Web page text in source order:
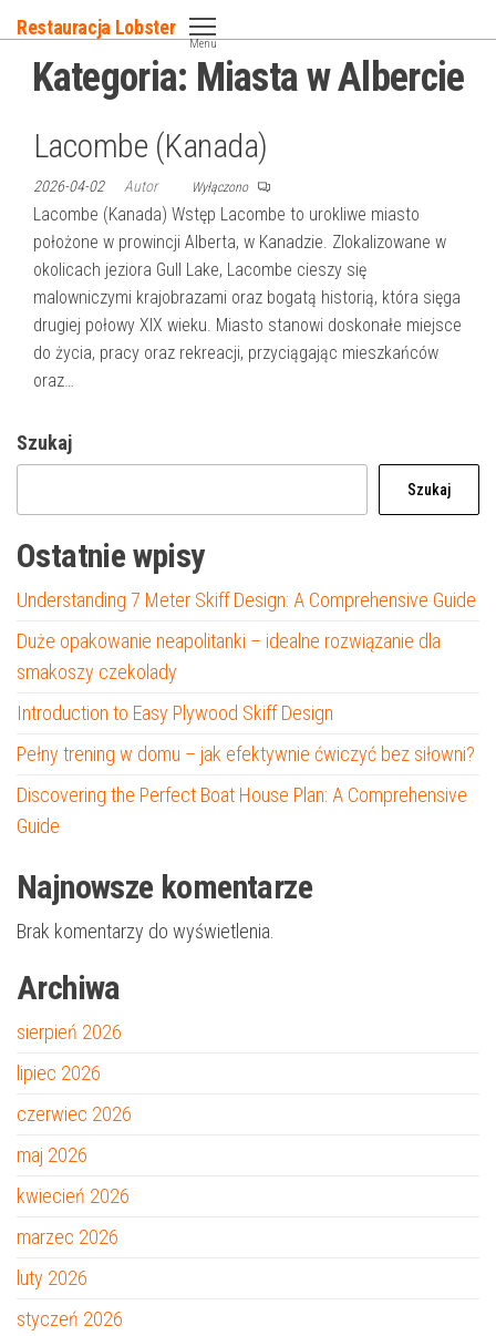
do
treści
Restauracja Lobster
Menu
Kategoria: Miasta w Albercie
Lacombe (Kanada)
2026-04-02 Autor Wyłączono
Lacombe (Kanada) Wstęp Lacombe to urokliwe miasto
położone w prowincji Alberta, w Kanadzie. Zlokalizowane w
okolicach jeziora Gull Lake, Lacombe cieszy się
malowniczymi krajobrazami oraz bogatą historią, która sięga
drugiej połowy XIX wieku. Miasto stanowi doskonałe miejsce
do życia, pracy oraz rekreacji, przyciągając mieszkańców
oraz…
Szukaj
Szukaj
Ostatnie wpisy
Understanding 7 Meter Skiff Design: A Comprehensive Guide
Duże opakowanie neapolitanki – idealne rozwiązanie dla
smakoszy czekolady
Introduction to Easy Plywood Skiff Design
Pełny trening w domu – jak efektywnie ćwiczyć bez siłowni?
Discovering the Perfect Boat House Plan: A Comprehensive
Guide
Najnowsze komentarze
Brak komentarzy do wyświetlenia.
Archiwa
sierpień 2026
lipiec 2026
czerwiec 2026
maj 2026
kwiecień 2026
marzec 2026
luty 2026
styczeń 2026